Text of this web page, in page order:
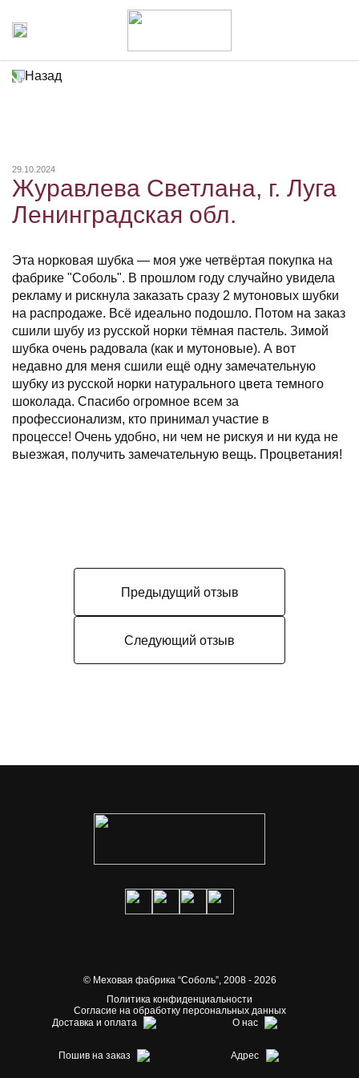
Назад
29.10.2024
Журавлева Светлана, г. Луга
Ленинградская обл.
Эта норковая шубка — моя уже четвёртая покупка на
фабрике "Соболь". В прошлом году случайно увидела
рекламу и рискнула заказать сразу 2 мутоновых шубки
на распродаже. Всё идеально подошло. Потом на заказ
сшили шубу из русской норки тёмная пастель. Зимой
шубка очень радовала (как и мутоновые). А вот
недавно для меня сшили ещё одну замечательную
шубку из русской норки натурального цвета темного
шоколада. Спасибо огромное всем за
профессионализм, кто принимал участие в
процессе! Очень удобно, ни чем не рискуя и ни куда не
выезжая, получить замечательную вещь. Процветания!
Предыдущий отзыв
Следующий отзыв
© Меховая фабрика “Соболь”,2008 - 2026
Политика конфиденциальности
Согласие на обработку персональных данных
Доставка и оплата
О нас
Пошив на заказ Адрес